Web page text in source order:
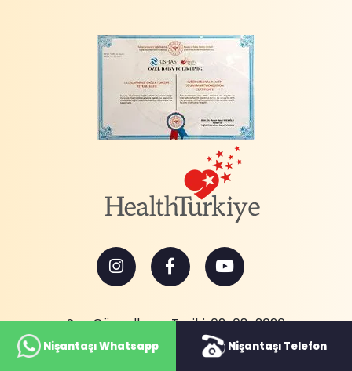
Nişantaşı Whatsapp Nişantaşı Telefon
Son Güncelleme Tarihi: 02-08-2026
Editör : Songül Zevzir